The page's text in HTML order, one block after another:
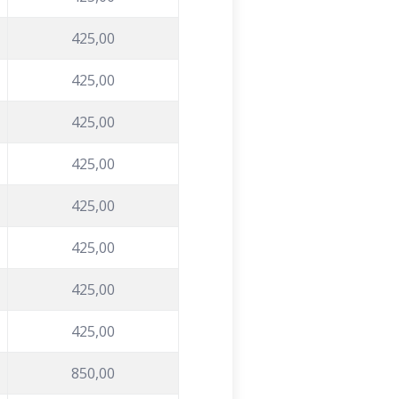
425,00
425,00
425,00
425,00
425,00
425,00
425,00
425,00
850,00